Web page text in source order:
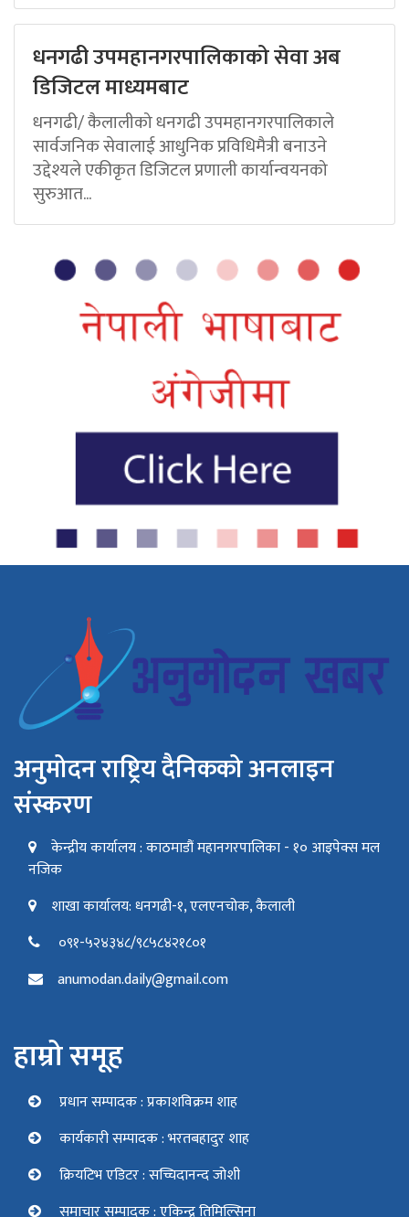
धनगढी उपमहानगरपालिकाको सेवा अब
डिजिटल माध्यमबाट
धनगढी/ कैलालीको धनगढी उपमहानगरपालिकाले
सार्वजनिक सेवालाई आधुनिक प्रविधिमैत्री बनाउने
उद्देश्यले एकीकृत डिजिटल प्रणाली कार्यान्वयनको
सुरुआत...
अनुमोदन राष्ट्रिय दैनिकको अनलाइन
संस्करण
केन्द्रीय कार्यालय : काठमाडौं महानगरपालिका - १० आइपेक्स मल
नजिक
शाखा कार्यालय: धनगढी-१, एलएनचोक, कैलाली
०९१-५२४३४८/९८५८४२१८०१
anumodan.daily@gmail.com
हाम्रो समूह
प्रधान सम्पादक : प्रकाशविक्रम शाह
कार्यकारी सम्पादक : भरतबहादुर शाह
क्रियटिभ एडिटर : सच्चिदानन्द जोशी